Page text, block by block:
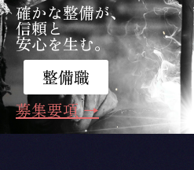
確かな整備が、
信頼と
安心を生む。
整備職
募集要項 →